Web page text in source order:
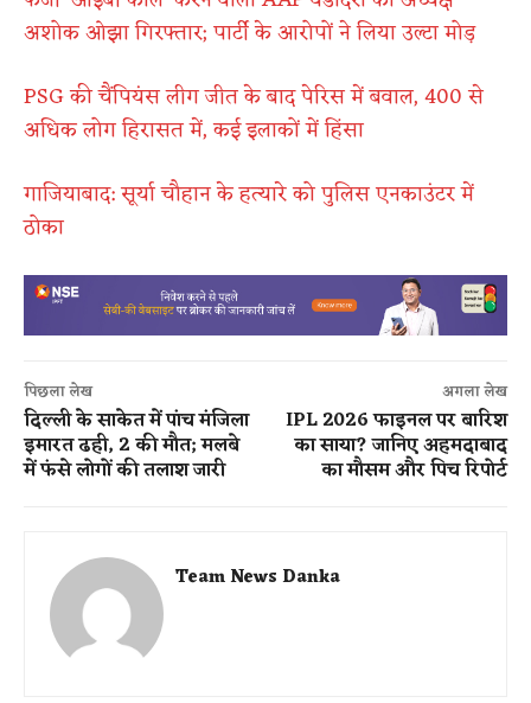
अशोक ओझा गिरफ्तार; पार्टी के आरोपों ने लिया उल्टा मोड़
PSG की चैंपियंस लीग जीत के बाद पेरिस में बवाल, 400 से
अधिक लोग हिरासत में, कई इलाकों में हिंसा
गाजियाबाद: सूर्या चौहान के हत्यारे को पुलिस एनकाउंटर में
ठोका
पिछला लेख
दिल्ली के साकेत में पांच मंजिला
इमारत ढही, 2 की मौत; मलबे
में फंसे लोगों की तलाश जारी
अगला लेख
IPL 2026 फाइनल पर बारिश
का साया? जानिए अहमदाबाद
का मौसम और पिच रिपोर्ट
Team News Danka